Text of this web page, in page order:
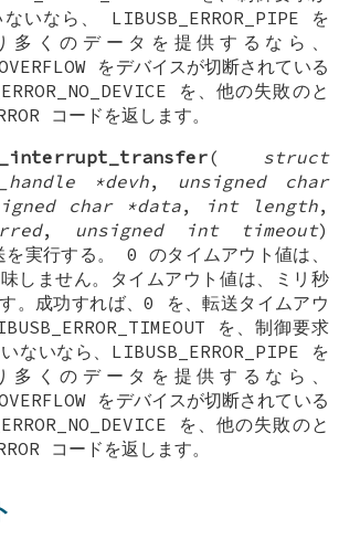
いなら、 LIBUSB_ERROR_PIPE を
多くのデータを提供するなら、
をデバイスが切断されている
を、他の失敗のと
コードを返します。
( struct
*devh, unsigned char
char *data, int length,
, unsigned int timeout)
実行する。 0 のタイムアウト値は、
しません。タイムアウト値は、ミリ秒
。成功すれば、0 を、転送タイムアウ
を、制御要求
ないなら、LIBUSB_ERROR_PIPE を
多くのデータを提供するなら、
をデバイスが切断されている
を、他の失敗のと
コードを返します。